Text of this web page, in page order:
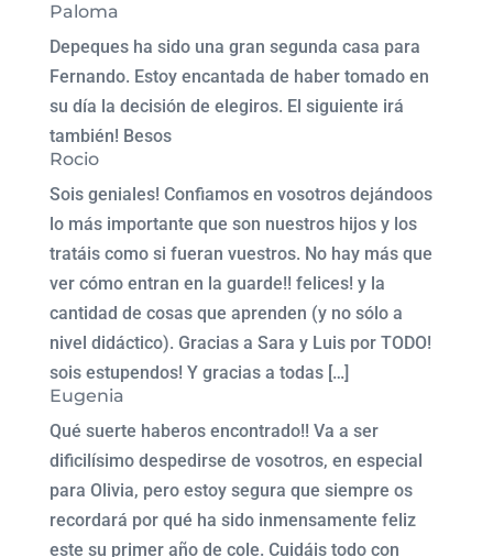
Paloma
Depeques ha sido una gran segunda casa para
Fernando. Estoy encantada de haber tomado en
su día la decisión de elegiros. El siguiente irá
también! Besos
Rocio
Sois geniales! Confiamos en vosotros dejándoos
lo más importante que son nuestros hijos y los
tratáis como si fueran vuestros. No hay más que
ver cómo entran en la guarde!! felices! y la
cantidad de cosas que aprenden (y no sólo a
nivel didáctico). Gracias a Sara y Luis por TODO!
sois estupendos! Y gracias a todas […]
Eugenia
Qué suerte haberos encontrado!! Va a ser
dificilísimo despedirse de vosotros, en especial
para Olivia, pero estoy segura que siempre os
recordará por qué ha sido inmensamente feliz
este su primer año de cole. Cuidáis todo con